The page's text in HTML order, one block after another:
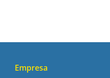
Empresa